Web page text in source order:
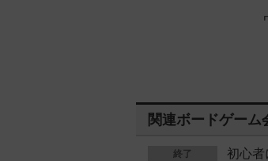
関連ボードゲーム
終了 初心者